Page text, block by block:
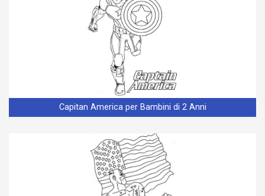
Capitan America per Bambini di 2 Anni